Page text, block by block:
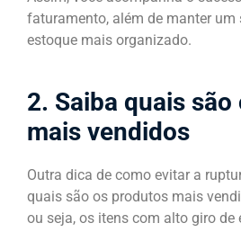
faturamento, além de manter um
estoque mais organizado.
2. Saiba quais
mais vendidos
Outra dica de como evitar a
quais são os produtos mais
ou seja, os itens com alto giro de